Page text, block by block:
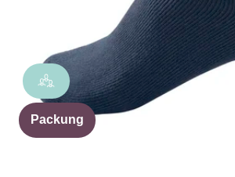
Packung